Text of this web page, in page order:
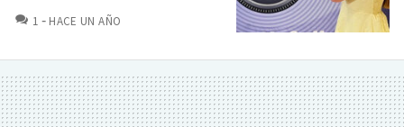
1 COMENTARIOS
HACE UN AÑO